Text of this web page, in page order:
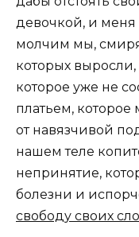
девочкой, и меня
молчим мы,
которых
которое уже не
платьем,
от навязчивой
нашем теле
непринятие,
болезни и
свободу своих